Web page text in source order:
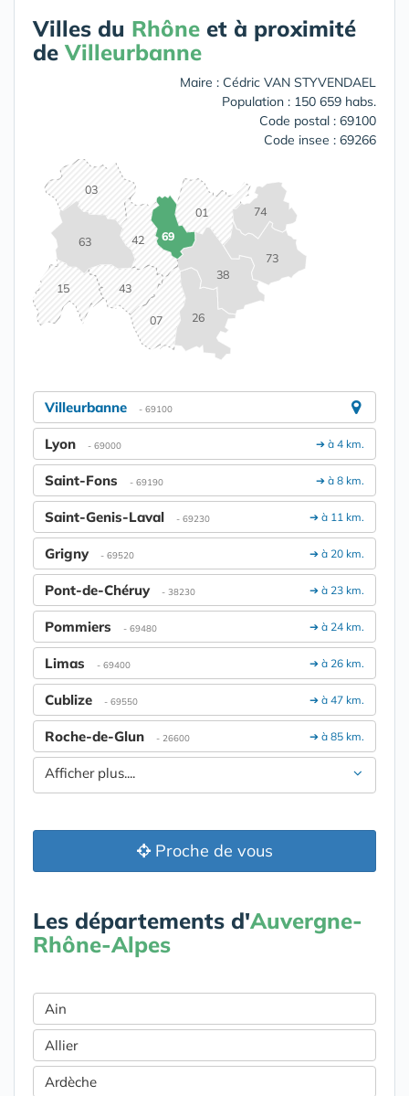
Villes du Rhône et à proximité
de Villeurbanne
Maire : Cédric VAN STYVENDAEL
Population : 150 659 habs.
Code postal : 69100
Code insee : 69266
01
03
07
15
26
38
42
43
63
69
73
74
Villeurbanne - 69100
➔ à 4 km.
Lyon - 69000
➔ à 8 km.
Saint-Fons - 69190
➔ à 11 km.
Saint-Genis-Laval - 69230
➔ à 20 km.
Grigny - 69520
➔ à 23 km.
Pont-de-Chéruy - 38230
➔ à 24 km.
Pommiers - 69480
➔ à 26 km.
Limas - 69400
➔ à 47 km.
Cublize - 69550
➔ à 85 km.
Roche-de-Glun - 26600
Afficher plus....
Proche de vous
Les départements d'Auvergne-
Rhône-Alpes
Ain
Allier
Ardèche